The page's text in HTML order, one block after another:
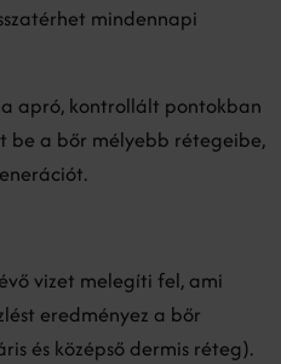
mindennapi
apró, kontrollált pontokban
be a bőr mélyebb rétegeibe,
vizet melegíti fel, ami
eredményez a bőr
és középső dermis réteg).